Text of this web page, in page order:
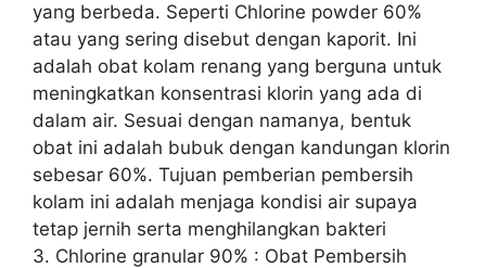
yang berbeda. Seperti Chlorine powder 60%
atau yang sering disebut dengan kaporit. Ini
adalah obat kolam renang yang berguna untuk
meningkatkan konsentrasi klorin yang ada di
dalam air. Sesuai dengan namanya, bentuk
obat ini adalah bubuk dengan kandungan klorin
sebesar 60%. Tujuan pemberian pembersih
kolam ini adalah menjaga kondisi air supaya
tetap jernih serta menghilangkan bakteri
3. Chlorine granular 90% : Obat Pembersih